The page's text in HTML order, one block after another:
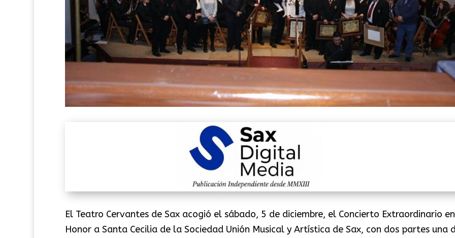
El Teatro Cervantes de Sax acogió el sábado, 5 de diciembre, el Concierto Extraordinario en
Honor a Santa Cecilia de la Sociedad Unión Musical y Artística de Sax, con dos partes una